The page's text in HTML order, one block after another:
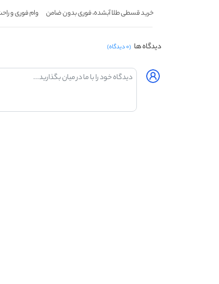
خرید قسطی طلا آبشده، فوری بدون ضامن
وام فوری و
دیدگاه ها (۰ دیدگاه)